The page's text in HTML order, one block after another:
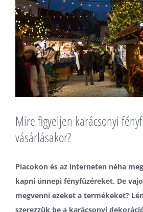
Mire figyeljen karácsonyi
vásárlásakor?
Piacokon és az interneten néha
kapni ünnepi fényfüzéreket. De
megvenni ezeket a termékeket?
szerezzük be a karácsonyi